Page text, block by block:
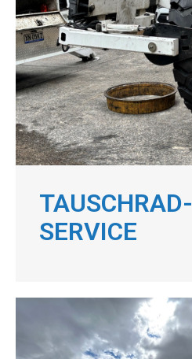
TAUSCHRAD-
SERVICE